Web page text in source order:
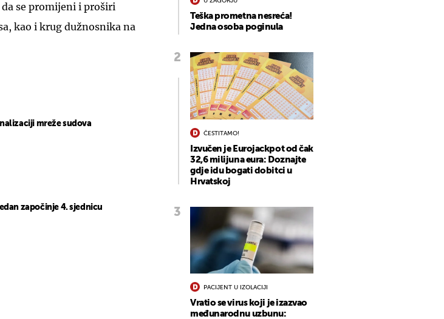
se promijeni i proširi
kao i krug dužnosnika na
mreže sudova
započinje 4. sjednicu
Teška prometna nesreća!
Jedna osoba poginula
ČESTITAMO!
Izvučen je Eurojackpot od čak
32,6 milijuna eura: Doznajte
gdje idu bogati dobitci u
Hrvatskoj
PACIJENT U IZOLACIJI
Vratio se virus koji je izazvao
međunarodnu uzbunu: